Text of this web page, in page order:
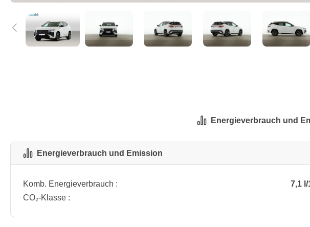
Energieverbrauch und
Energieverbrauch und Emission
Komb. Energieverbrauch : 7,1
CO₂-Klasse :